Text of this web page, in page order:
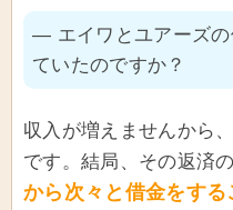
― エイワとユアーズの
ていたのですか？
収入が増えませんから
です。結局、その返済
から次々と借金をす